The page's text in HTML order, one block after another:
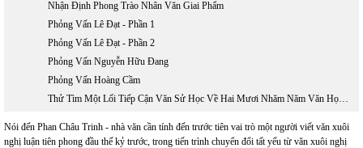
Nhận Định Phong Trào Nhân Văn Giai Phẩm
Phỏng Vấn Lê Đạt - Phần 1
Phỏng Vấn Lê Đạt - Phần 2
Phỏng Vấn Nguyễn Hữu Đang
Phỏng Vấn Hoàng Cầm
Thử Tìm Một Lối Tiếp Cận Văn Sử Học Về Hai Mươi Nhăm Năm Văn Học Việt Nam Hải Ngoại 1975 - 2000
Nói đến Phan Châu Trinh - nhà văn cần tính đến trước tiên vai trò một người viết văn xuôi
nghị luận tiên phong đầu thế kỷ trước, trong tiến trình chuyển đổi tất yếu từ văn xuôi nghị